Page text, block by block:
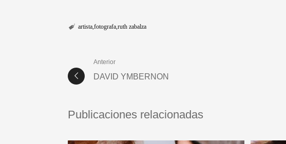
artista fotografa ruth zabalza
Anterior
DAVID YMBERNON
Publicaciones relacionadas